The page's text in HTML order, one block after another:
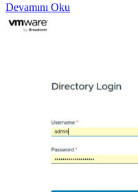
Devamını Oku